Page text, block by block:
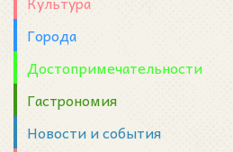
Города
Достопримечательности
Гастрономия
Новости и события